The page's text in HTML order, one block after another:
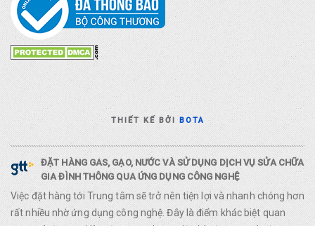
THIẾT KẾ BỞIBOTA
ĐẶT HÀNG GAS, GẠO, NƯỚC VÀ SỬ DỤNG DỊCH VỤ SỬA CHỮA
GIA ĐÌNH THÔNG QUA ỨNG DỤNG CÔNG NGHỆ
Việc đặt hàng tới Trung tâm sẽ trở nên tiện lợi và nhanh chóng hơn
rất nhiều nhờ ứng dụng công nghệ. Đây là điểm khác biệt quan